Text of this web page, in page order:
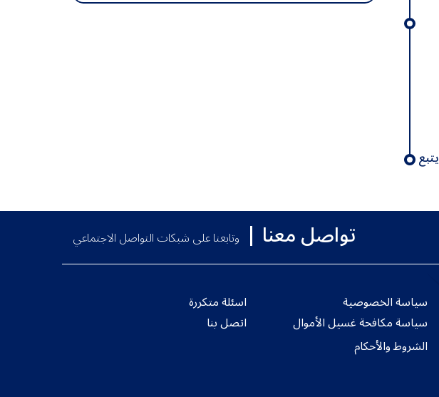
يتبع
تواصل معنا وتابعنا على شبكات التواصل الاجتماعي
سياسة الخصوصية
سياسة مكافحة غسيل الأموال
الشروط والأحكام
اسئلة متكررة
اتصل بنا